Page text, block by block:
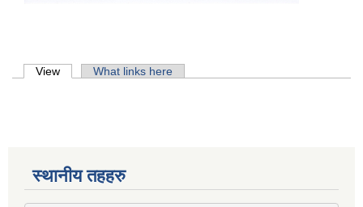
Primary tabs
View (active tab)What links here
स्थानीय तहहरु